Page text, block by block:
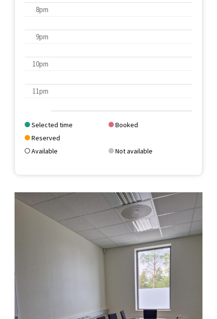
8pm
9pm
10pm
11pm
Selected time
Booked
Reserved
Available
Not available